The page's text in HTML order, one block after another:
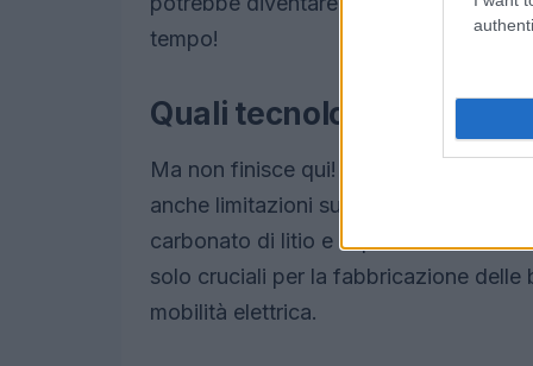
tempo!
Quali tecnologie sono
Ma non finisce qui! Oltre alle
anche limitazioni su altre tecnologie
carbonato di litio e la purificazione di
solo cruciali per la fabbricazione delle
mobilità elettrica.